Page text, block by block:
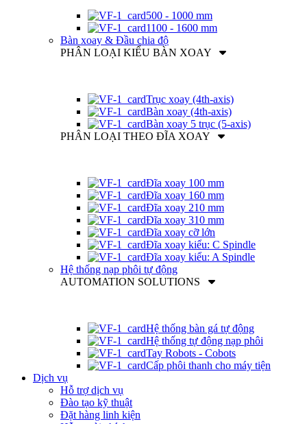
500 - 1000 mm
1100 - 1600 mm
Bàn xoay & Đầu chia độ
PHÂN LOẠI KIỂU BÀN XOAY
Trục xoay (4th-axis)
Bàn xoay (4th-axis)
Bàn xoay 5 trục (5-axis)
PHÂN LOẠI THEO ĐĨA XOAY
Đĩa xoay 100 mm
Đĩa xoay 160 mm
Đĩa xoay 210 mm
Đĩa xoay 310 mm
Đĩa xoay cỡ lớn
Đĩa xoay kiểu: C Spindle
Đĩa xoay kiểu: A Spindle
Hệ thống nạp phôi tự động
AUTOMATION SOLUTIONS
Hệ thống bàn gá tự động
Hệ thống tự động nạp phôi
Tay Robots - Cobots
Cấp phôi thanh cho máy tiện
Dịch vụ
Hỗ trợ dịch vụ
Đào tạo kỹ thuật
Đặt hàng linh kiện